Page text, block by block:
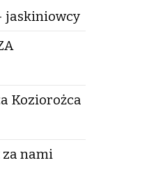
jaskiniowcy
Koziorożca
za nami